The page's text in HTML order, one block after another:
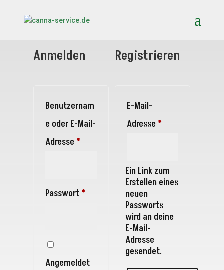
Anmelden
Benutzernam
e oder E-Mail-
Adresse *
Passwort * Erforderlich
Angemeldet
Registrieren
E-Mail-
Adresse *
Ein Link zum
Erstellen eines
neuen
Passworts
wird an deine
E-Mail-
Adresse
gesendet.